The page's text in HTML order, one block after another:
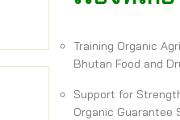
Training Organic
Bhutan Food and
Support for
Organic Guarantee